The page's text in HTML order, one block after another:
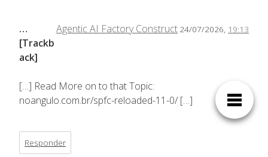
Agentic AI Factory Construct 24/07/2026, 19:13
…
[Trackb
ack]
[…] Read More on to that Topic:
noangulo.com.br/spfc-reloaded-11-0/ […]
Responder